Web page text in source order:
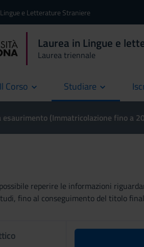
e Letterature Straniere
Laurea in Lingue e
Laurea triennale
Il Corso Studiare
esaurimento (Immatricolazione fino a
reperire le informazioni
fino al conseguimento del titolo